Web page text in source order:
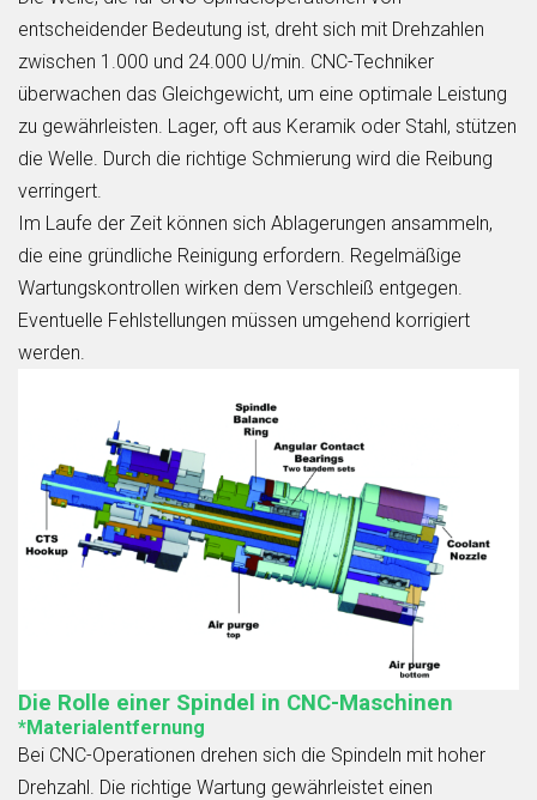
entscheidender Bedeutung ist, dreht sich mit Drehzahlen
zwischen 1.000 und 24.000 U/min. CNC-Techniker
überwachen das Gleichgewicht, um eine optimale Leistung
zu gewährleisten. Lager, oft aus Keramik oder Stahl, stützen
die Welle. Durch die richtige Schmierung wird die Reibung
verringert.
Im Laufe der Zeit können sich Ablagerungen ansammeln,
die eine gründliche Reinigung erfordern. Regelmäßige
Wartungskontrollen wirken dem Verschleiß entgegen.
Eventuelle Fehlstellungen müssen umgehend korrigiert
werden.
Die Rolle einer Spindel in CNC-Maschinen
*Materialentfernung
Bei CNC-Operationen drehen sich die Spindeln mit hoher
Drehzahl. Die richtige Wartung gewährleistet einen